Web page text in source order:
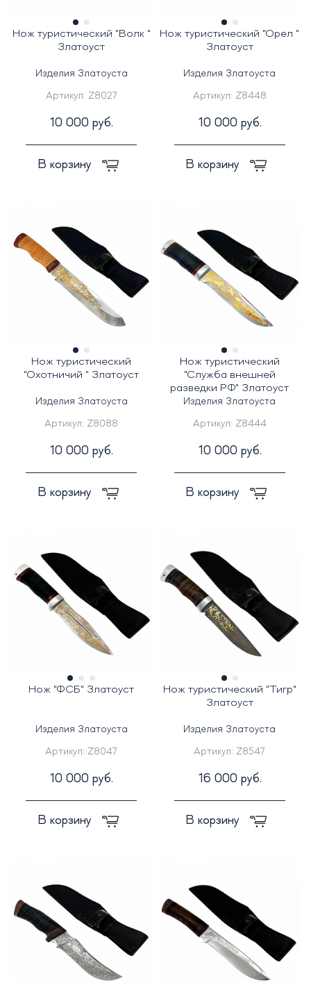
Нож туристический "Волк "
Златоуст
Изделия Златоуста
Артикул: Z8027
10 000 руб.
В корзину
Нож туристический "Орел "
Златоуст
Изделия Златоуста
Артикул: Z8448
10 000 руб.
В корзину
Нож туристический
"Охотничий " Златоуст
Изделия Златоуста
Артикул: Z8088
10 000 руб.
В корзину
Нож туристический
"Служба внешней
разведки РФ" Златоуст
Изделия Златоуста
Артикул: Z8444
10 000 руб.
В корзину
Нож "ФСБ" Златоуст
Изделия Златоуста
Артикул: Z8047
10 000 руб.
В корзину
Нож туристический "Тигр"
Златоуст
Изделия Златоуста
Артикул: Z8547
16 000 руб.
В корзину